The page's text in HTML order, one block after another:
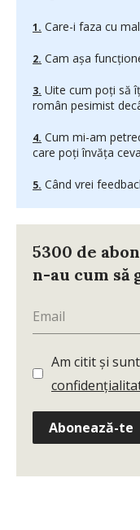
Care-i faza cu
Cam așa
Uite cum poți să
român pesimist
Cum mi-am
care poți învăța ceva
Când vrei
5300 de
n-au cum să
Am citit și
Abonează-te